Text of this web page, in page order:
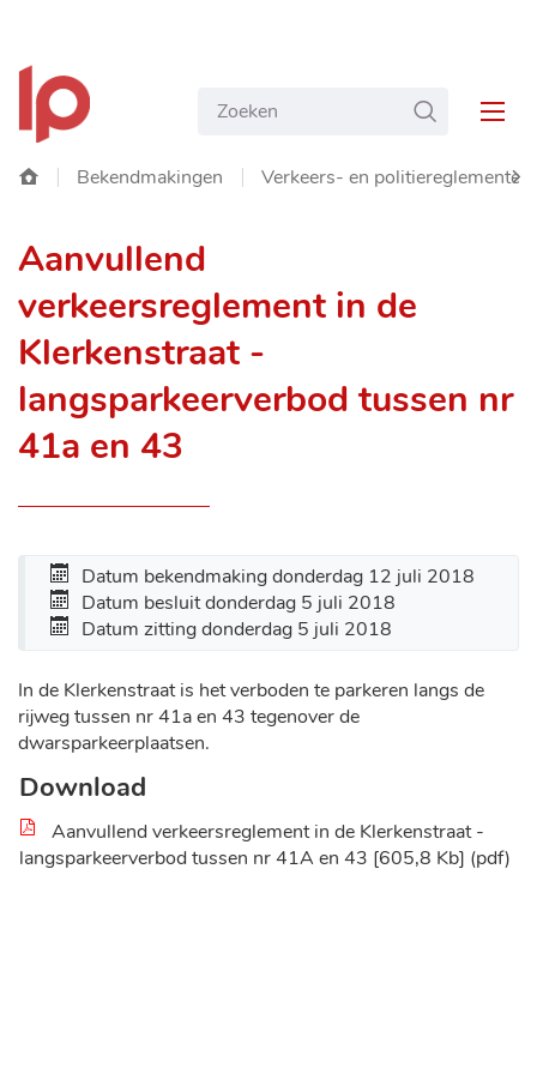
Gemeente
Langemark-
Poelkapelle
Wat
zoekt
ZOEKEN
Startpagina
Bekendmakingen Verkeers- en
Aanvullend
verkeersreglement in de
Klerkenstraat -
langsparkeerverbod tussen nr
41a en 43
Datum bekendmakingdonderdag 12 juli 2018
Datum besluitdonderdag 5 juli 2018
Datum zittingdonderdag 5 juli 2018
In de Klerkenstraat is het verboden te parkeren langs de
rijweg tussen nr 41a en 43 tegenover de
dwarsparkeerplaatsen.
Download
Aanvullend verkeersreglement in de Klerkenstraat -
langsparkeerverbod tussen nr 41A en 43 605,8 Kb pdf